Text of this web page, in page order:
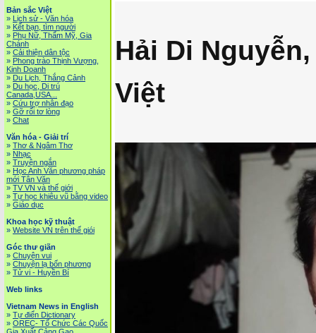
Bản sắc Việt
» Lịch sử - Văn hóa
» Kết bạn, tìm người
» Phụ Nữ, Thẩm Mỹ, Gia
Chánh
» Cải thiện dân tộc
» Phong trào Thịnh Vượng,
Kinh Doanh
» Du Lịch, Thắng Cảnh
» Du học, Di trú
Canada,USA...
» Cứu trợ nhân đạo
» Gỡ rối tơ lòng
» Chat
Văn hóa - Giải trí
» Thơ & Ngâm Thơ
» Nhạc
» Truyện ngắn
» Học Anh Văn phương pháp
mới Tân Văn
» TV VN và thế giới
» Tự học khiêu vũ bằng video
» Giáo dục
Khoa học kỹ thuật
» Website VN trên thế giói
Góc thư giãn
» Chuyện vui
» Chuyện lạ bốn phương
» Tử vi - Huyền Bí
Web links
Vietnam News in English
» Tự điển Dictionary
» OREC- Tố Chức Các Quốc
Hải Di
Việt